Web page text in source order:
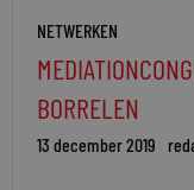
NETWERKEN
BORRELEN
13 december 2019